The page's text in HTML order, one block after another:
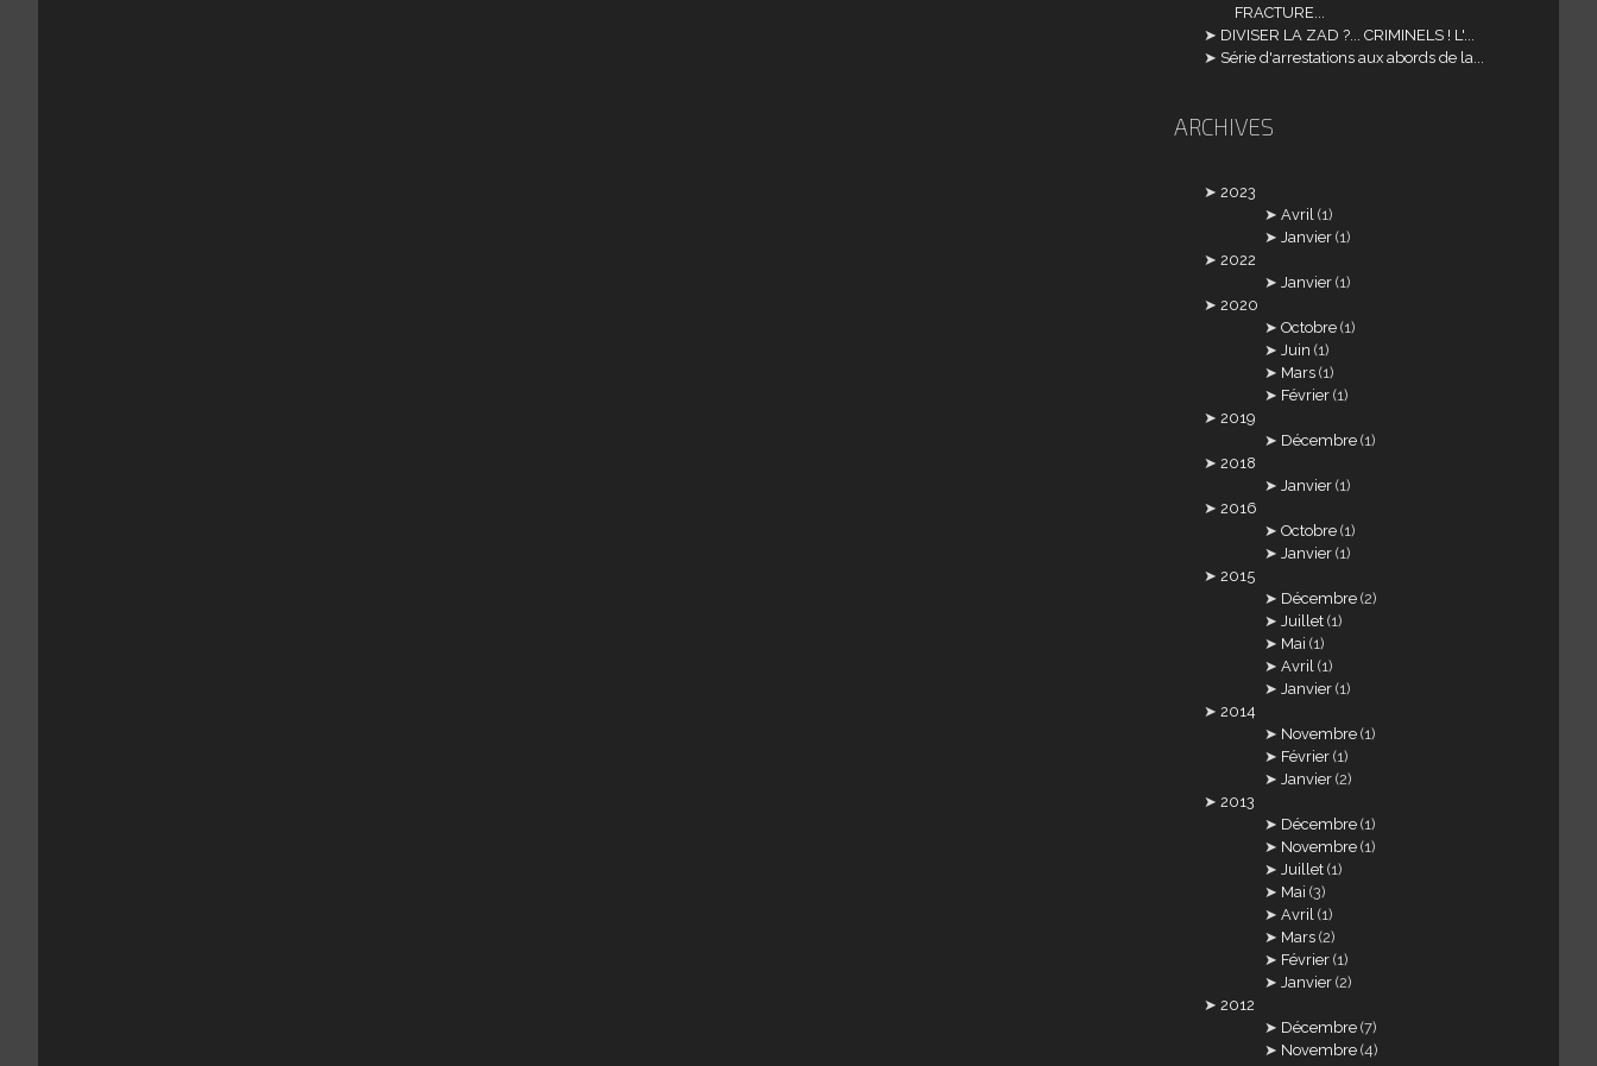
FRACTURE...
DIVISER LA ZAD ?... CRIMINELS ! L'...
Série d'arrestations aux abords de la...
ARCHIVES
2023
Avril (1)
Janvier (1)
2022
Janvier (1)
2020
Octobre (1)
Juin (1)
Mars (1)
Février (1)
2019
Décembre (1)
2018
Janvier (1)
2016
Octobre (1)
Janvier (1)
2015
Décembre (2)
Juillet (1)
Mai (1)
Avril (1)
Janvier (1)
2014
Novembre (1)
Février (1)
Janvier (2)
2013
Décembre (1)
Novembre (1)
Juillet (1)
Mai (3)
Avril (1)
Mars (2)
Février (1)
Janvier (2)
2012
Décembre (7)
Novembre (4)